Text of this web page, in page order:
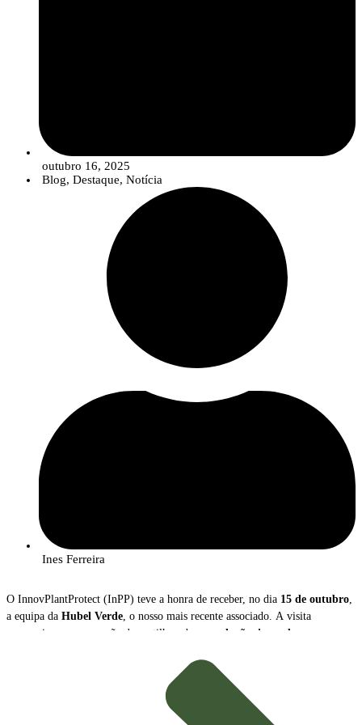
outubro 16, 2025
Blog, Destaque, Notícia
Ines Ferreira
O InnovPlantProtect (InPP) teve a honra de receber, no dia 15 de outubro,
a equipa da Hubel Verde, o nosso mais recente associado. A visita
proporcionou uma sessão de partilha sobre as
soluções inovadoras
, Diretor Executivo da Hubel Verde, e
, Coordenadora de Inovação, apresentaram a empresa, a